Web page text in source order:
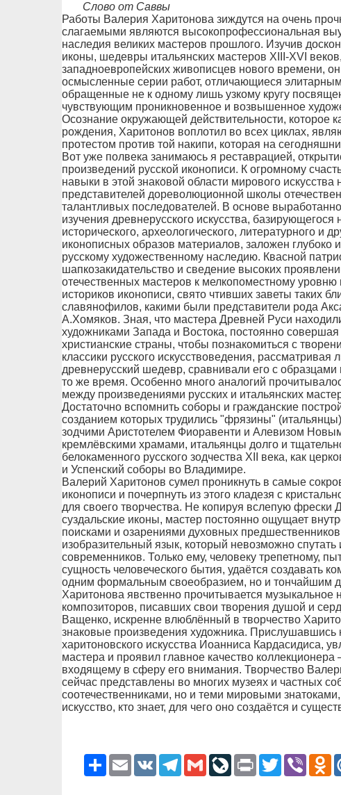
Слово от Саввы
Работы Валерия Харитонова зиждутся на очень
слагаемыми являются высокопрофессиональная
наследия великих мастеров прошлого. Изучив
иконы, шедевры итальянских мастеров XIII-XVI
западноевропейских живописцев нового времени,
осмысленные серии работ, отличающиеся
обращенные не к одному лишь узкому кругу
чувствующим проникновенное и возвышенное
Осознание окружающей действительности, которое
рождения, Харитонов воплотил во всех циклах,
протестом против той накипи, которая на
Вот уже полвека занимаюсь я реставрацией,
произведений русской иконописи. К огромному
навыки в этой знаковой области мирового
представителей дореволюционной школы
талантливых последователей. В основе
изучения древнерусского искусства, базирующегося
исторического, археологического, литературного и
иконописных образов материалов, заложен глубоко
русскому художественному наследию. Квасной
шапкозакидательство и сведение высоких
отечественных мастеров к мелкопоместному уровню
историков иконописи, свято чтивших заветы таких
славянофилов, какими были представители рода
А.Хомяков. Зная, что мастера Древней Руси
художниками Запада и Востока, постоянно
христианские страны, чтобы познакомиться с
классики русского искусствоведения,
древнерусский шедевр, сравнивали его с
то же время. Особенно много аналогий
между произведениями русских и итальянских
Достаточно вспомнить соборы и гражданские
созданием которых трудились "фрязины"
зодчими Аристотелем Фиоравенти и Алевизом
кремлёвскими храмами, итальянцы долго и
белокаменного русского зодчества XII века, как
и Успенский соборы во Владимире.
Валерий Харитонов сумел проникнуть в самые
иконописи и почерпнуть из этого кладезя с
для своего творчества. Не копируя вслепую фрески
суздальские иконы, мастер постоянно ощущает
поисками и озарениями духовных
изобразительный язык, который невозможно спутать
современников. Только ему, человеку трепетному,
сущность человеческого бытия, удаётся создавать
одним формальным своеобразием, но и тончайшим
Харитонова явственно прочитывается музыкальное
композиторов, писавших свои творения душой и
Ващенко, искренне влюблённый в творчество
знаковые произведения художника. Прислушавшись
харитоновского искусства Иоанниса Кардасидиса,
мастера и проявил главное качество коллекционера
входящему в сферу его внимания. Творчество
сейчас представлены во многих музеях и частных
соотечественниками, но и теми мировыми
искусство, кто знает, для чего оно создаётся и
РесурсEmail VK Telegram
GmailLiveJournal
Print TwitterViber